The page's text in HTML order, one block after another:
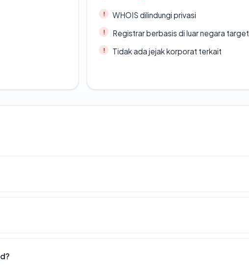
WHOIS dilindungi privasi
Registrar berbasis di luar negara target
Tidak ada jejak korporat terkait